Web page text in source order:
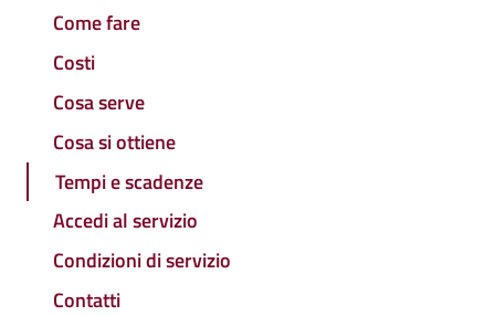
Come fare
Costi
Cosa serve
Cosa si ottiene
Tempi e scadenze
Accedi al servizio
Condizioni di servizio
Contatti